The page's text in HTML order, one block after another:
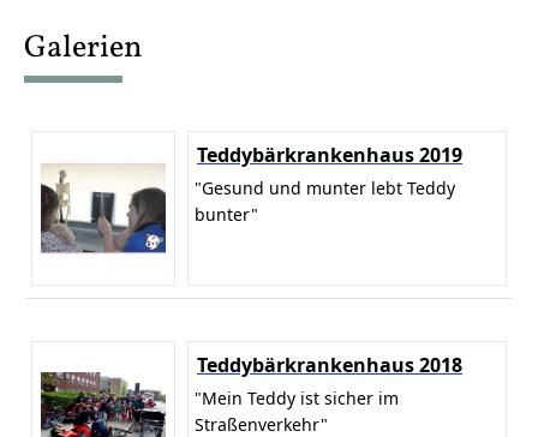
Galerien
Teddybärkrankenhaus 2019
"Gesund und munter lebt Teddy
bunter"
Teddybärkrankenhaus 2018
"Mein Teddy ist sicher im
Straßenverkehr"